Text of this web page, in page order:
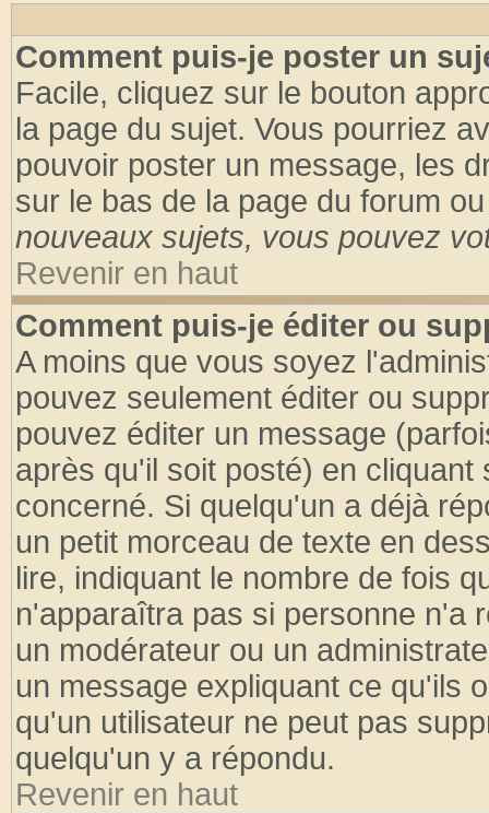
Comment puis-je poster un
Facile, cliquez sur le bouton
la page du sujet. Vous pourriez
pouvoir poster un message, les
sur le bas de la page du forum
nouveaux sujets, vous pouvez
Revenir en haut
Comment puis-je éditer ou
A moins que vous soyez
pouvez seulement éditer ou
pouvez éditer un message
après qu'il soit posté) en
concerné. Si quelqu'un a déjà
un petit morceau de texte en
lire, indiquant le nombre de fois
n'apparaîtra pas si personne n'a
un modérateur ou un
un message expliquant ce qu'ils
qu'un utilisateur ne peut pas
quelqu'un y a répondu.
Revenir en haut